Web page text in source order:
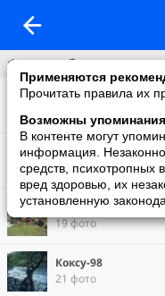
Применяются
Прочитать правила их
Возможны упоминания
В контенте могут
информация.
средств, психотропных
вред здоровью, их
установленную
Фотоальбомы
Фотосессия
Круиз-2007
33 фото
Китой-2000
19 фото
Коксу-98
21 фото